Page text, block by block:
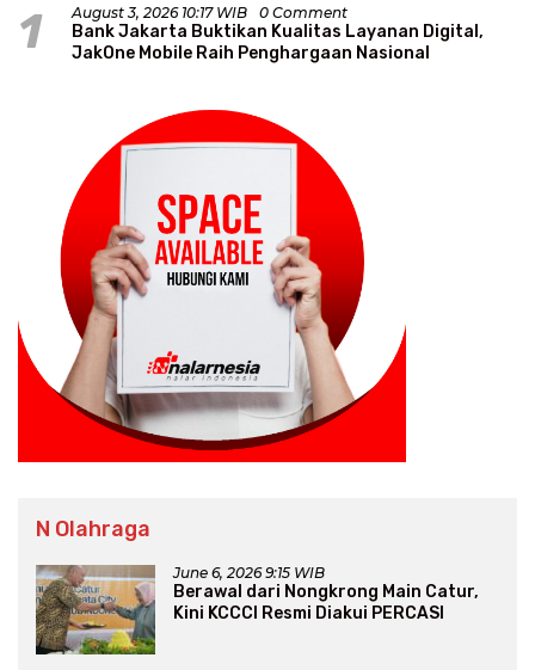
1 August 3, 2026 10:17 WIB 0 Comment
Bank Jakarta Buktikan Kualitas Layanan Digital,
JakOne Mobile Raih Penghargaan Nasional
N Olahraga
June 6, 2026 9:15 WIB
Berawal dari Nongkrong Main Catur,
Kini KCCCI Resmi Diakui PERCASI